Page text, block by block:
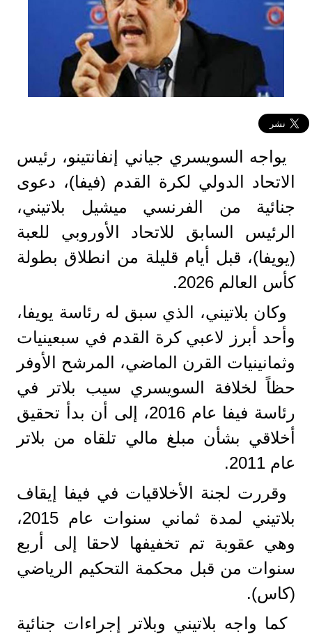
يواجه السويسري جياني إنفانتينو، رئيس
الاتحاد الدولي لكرة القدم (فيفا)، دعوى
جنائية من الفرنسي ميشيل بلاتيني،
الرئيس السابق للاتحاد الأوروبي للعبة
(يويفا)، قبل أيام قليلة من انطلاق بطولة
كأس العالم 2026.
وكان بلاتيني، الذي سبق له رئاسة يويفا،
وأحد أبرز لاعبي كرة القدم في سبعينيات
وثمانينيات القرن الماضي، المرشح الأوفر
حظاً لخلافة السويسري سيب بلاتر في
رئاسة فيفا عام 2016، إلى أن بدأ تحقيق
أخلاقي بشأن مبلغ مالي تلقاه من بلاتر
عام 2011.
وقررت لجنة الأخلاقيات في فيفا إيقاف
بلاتيني لمدة ثماني سنوات عام 2015،
وهي عقوبة تم تخفيفها لاحقا إلى أربع
سنوات من قبل محكمة التحكيم الرياضي
(كاس).
كما واجه بلاتيني وبلاتر إجراءات جنائية